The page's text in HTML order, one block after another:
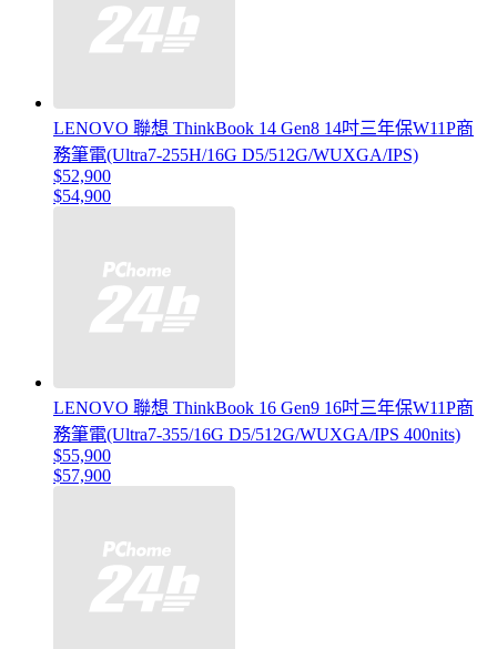
LENOVO 聯想 ThinkBook 14 Gen8 14吋三年保W11P商
務筆電(Ultra7-255H/16G D5/512G/WUXGA/IPS)
$52,900
$54,900
LENOVO 聯想 ThinkBook 16 Gen9 16吋三年保W11P商
務筆電(Ultra7-355/16G D5/512G/WUXGA/IPS 400nits)
$55,900
$57,900